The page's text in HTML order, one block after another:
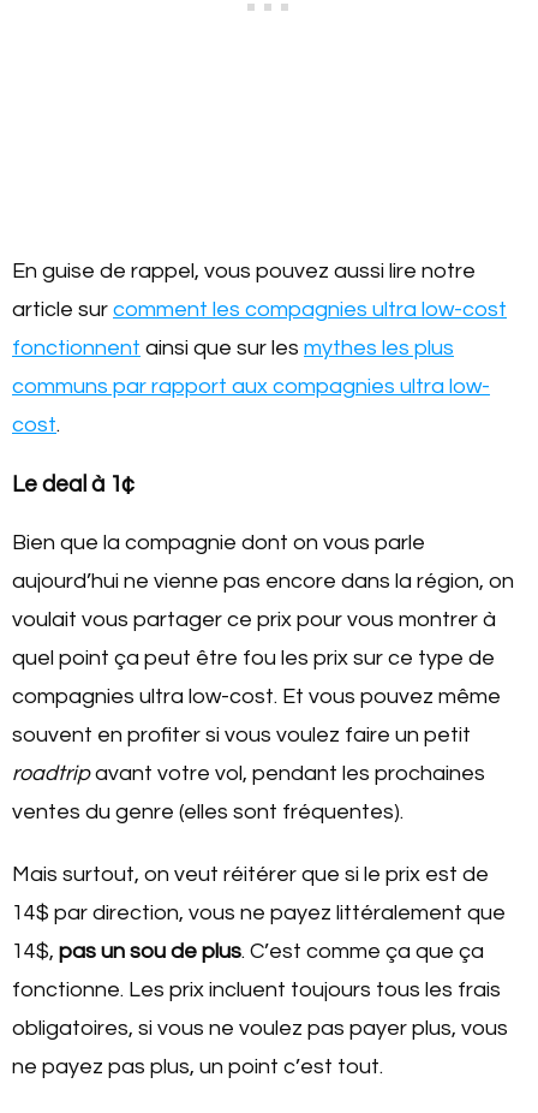
En guise de rappel, vous pouvez aussi lire notre
article sur comment les compagnies ultra low-cost
fonctionnent ainsi que sur les mythes les plus
communs par rapport aux compagnies ultra low-
cost.
Le deal à 1¢
Bien que la compagnie dont on vous parle
aujourd’hui ne vienne pas encore dans la région, on
voulait vous partager ce prix pour vous montrer à
quel point ça peut être fou les prix sur ce type de
compagnies ultra low-cost. Et vous pouvez même
souvent en profiter si vous voulez faire un petit
roadtripavant votre vol, pendant les prochaines
ventes du genre (elles sont fréquentes).
Mais surtout, on veut réitérer que si le prix est de
14$ par direction, vous ne payez littéralement que
14$, pas un sou de plus. C’est comme ça que ça
fonctionne. Les prix incluent toujours tous les frais
obligatoires, si vous ne voulez pas payer plus, vous
ne payez pas plus, un point c’est tout.